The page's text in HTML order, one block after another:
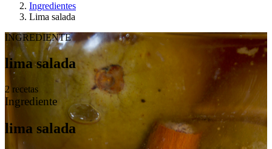
Ingredientes
Lima salada
INGREDIENTE
lima salada
2 recetas
Ingrediente
lima salada